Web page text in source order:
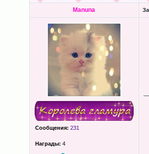
Manuna
Сообщения: 231
Награды: 4